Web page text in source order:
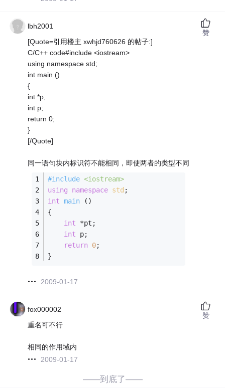
lbh2001
[Quote=引用楼主 xwhjd760626 的帖子:]
C/C++ code#include <iostream>
using namespace std;
int main ()
{
int *p;
int p;
return 0;
}
[/Quote]
同一语句块内标识符不能相同，即使两者的类型不同
#include <iostream>
using
namespace std ;
int main
()
{
int *pt;
int p;
return 0;
}
2009-01-17
赞
fox000002
重名可不行
相同的作用域内
2009-01-17
赞
——到底了——